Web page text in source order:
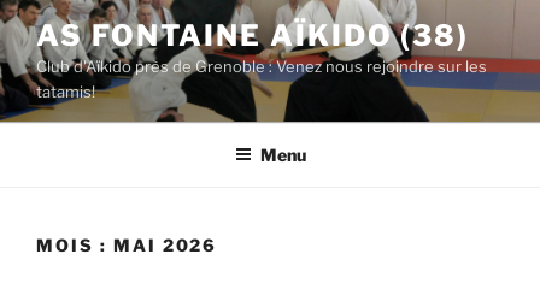
Aller
au
contenu
principal
AS FONTAINE AÏKIDO (38)
Club d'Aïkido près de Grenoble : Venez nous rejoindre sur les
tatamis!
Menu
MOIS : MAI 2026